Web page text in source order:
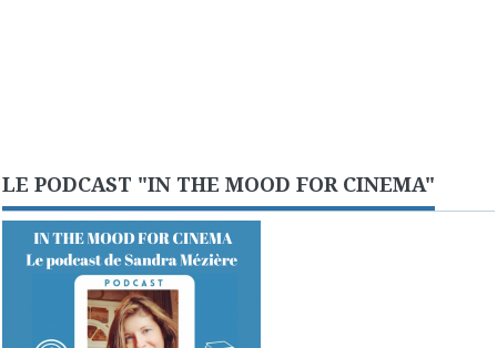
LE PODCAST "IN THE MOOD FOR CINEMA"